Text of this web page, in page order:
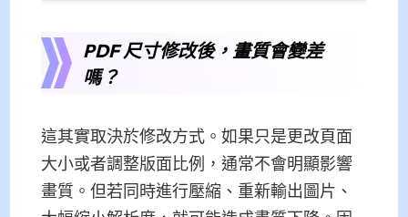
PDF 尺寸修改後，畫質會變差
嗎？
這其實取決於修改方式。如果只是更改頁面
大小或者調整版面比例，通常不會明顯影響
畫質。但若同時進行壓縮、重新輸出圖片、